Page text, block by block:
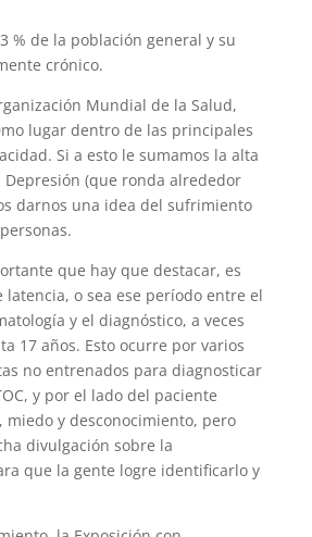
% de la población general y su
crónico.
Mundial de la Salud,
lugar dentro de las principales
Si a esto le sumamos la alta
(que ronda alrededor
darnos una idea del sufrimiento
que hay que destacar, es
o sea ese período entre el
y el diagnóstico, a veces
17 años. Esto ocurre por varios
no entrenados para diagnosticar
y por el lado del paciente
miedo y desconocimiento, pero
divulgación sobre la
que la gente logre identificarlo y